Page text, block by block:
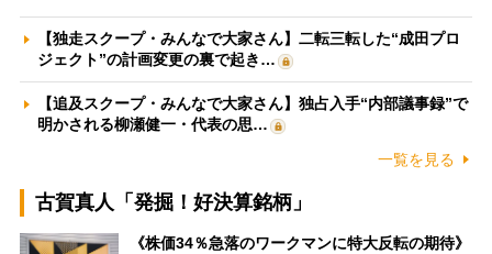
【独走スクープ・みんなで大家さん】二転三転した“成田プロ
ジェクト”の計画変更の裏で起き…
【追及スクープ・みんなで大家さん】独占入手“内部議事録”で
明かされる柳瀬健一・代表の思…
一覧を見る
古賀真人「発掘！好決算銘柄」
《株価34％急落のワークマンに特大反転の期待》